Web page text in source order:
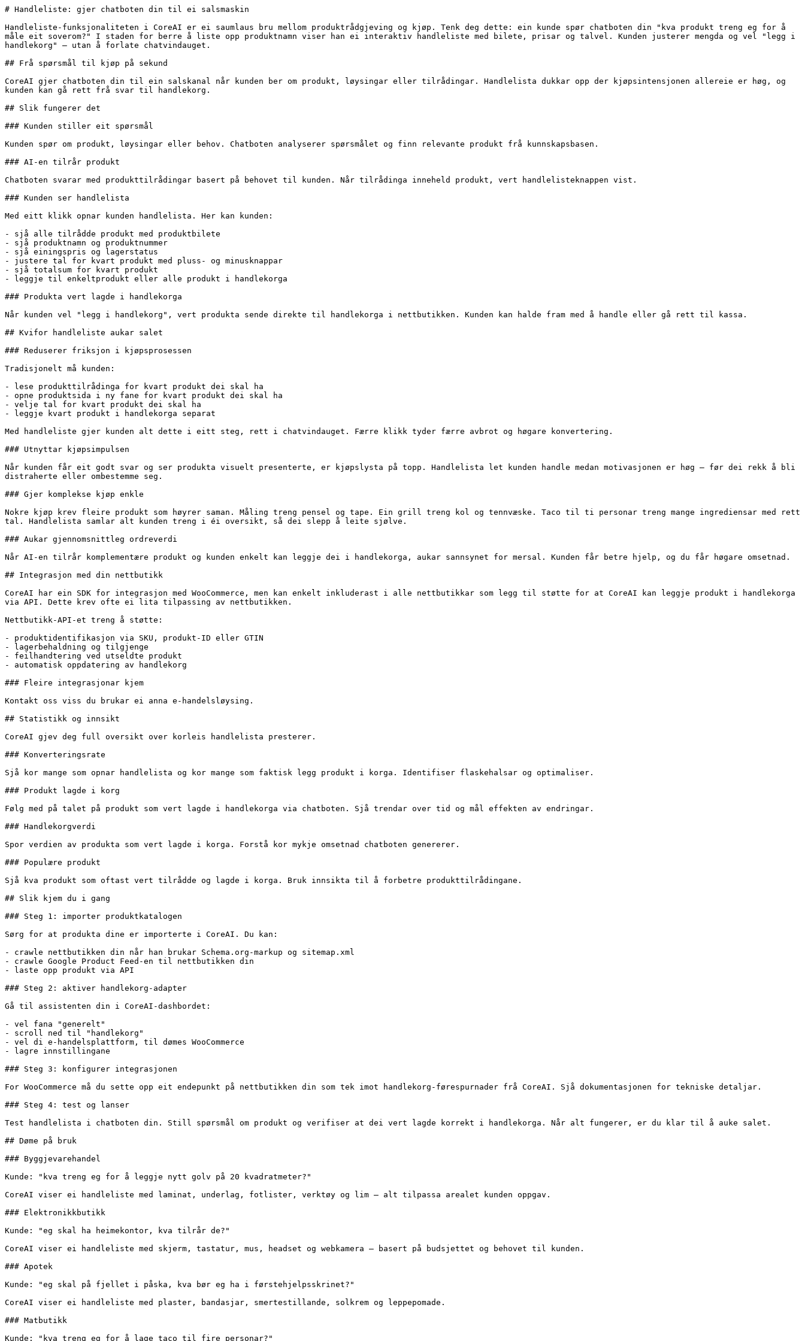
# Handleliste: gjer chatboten din til ei salsmaskin
Handleliste-funksjonaliteten i CoreAI er ei saumlaus bru mellom produktrådgjeving og kjøp. Tenk deg dette: ein kunde spør chatboten din "kva produkt treng eg for å
måle eit soverom?" I staden for berre å liste opp produktnamn viser han ei interaktiv handleliste med bilete, prisar og talvel. Kunden justerer mengda og vel "legg i
handlekorg" – utan å forlate chatvindauget.
## Frå spørsmål til kjøp på sekund
CoreAI gjer chatboten din til ein salskanal når kunden ber om produkt, løysingar eller tilrådingar. Handlelista dukkar opp der kjøpsintensjonen allereie er høg, og
kunden kan gå rett frå svar til handlekorg.
## Slik fungerer det
### Kunden stiller eit spørsmål
Kunden spør om produkt, løysingar eller behov. Chatboten analyserer spørsmålet og finn relevante produkt frå kunnskapsbasen.
### AI-en tilrår produkt
Chatboten svarar med produkttilrådingar basert på behovet til kunden. Når tilrådinga inneheld produkt, vert handlelisteknappen vist.
### Kunden ser handlelista
Med eitt klikk opnar kunden handlelista. Her kan kunden:
- sjå alle tilrådde produkt med produktbilete
- sjå produktnamn og produktnummer
- sjå einingspris og lagerstatus
- justere tal for kvart produkt med pluss- og minusknappar
- sjå totalsum for kvart produkt
- leggje til enkeltprodukt eller alle produkt i handlekorga
### Produkta vert lagde i handlekorga
Når kunden vel "legg i handlekorg", vert produkta sende direkte til handlekorga i nettbutikken. Kunden kan halde fram med å handle eller gå rett til kassa.
## Kvifor handleliste aukar salet
### Reduserer friksjon i kjøpsprosessen
Tradisjonelt må kunden:
- lese produkttilrådinga for kvart produkt dei skal ha
- opne produktsida i ny fane for kvart produkt dei skal ha
- velje tal for kvart produkt dei skal ha
- leggje kvart produkt i handlekorga separat
Med handleliste gjer kunden alt dette i eitt steg, rett i chatvindauget. Færre klikk tyder færre avbrot og høgare konvertering.
### Utnyttar kjøpsimpulsen
Når kunden får eit godt svar og ser produkta visuelt presenterte, er kjøpslysta på topp. Handlelista let kunden handle medan motivasjonen er høg – før dei rekk å bli
distraherte eller ombestemme seg.
### Gjer komplekse kjøp enkle
Nokre kjøp krev fleire produkt som høyrer saman. Måling treng pensel og tape. Ein grill treng kol og tennvæske. Taco til ti personar treng mange ingrediensar med rett
tal. Handlelista samlar alt kunden treng i éi oversikt, så dei slepp å leite sjølve.
### Aukar gjennomsnittleg ordreverdi
Når AI-en tilrår komplementære produkt og kunden enkelt kan leggje dei i handlekorga, aukar sannsynet for mersal. Kunden får betre hjelp, og du får høgare omsetnad.
## Integrasjon med din nettbutikk
CoreAI har ein SDK for integrasjon med WooCommerce, men kan enkelt inkluderast i alle nettbutikkar som legg til støtte for at CoreAI kan leggje produkt i handlekorga
via API. Dette krev ofte ei lita tilpassing av nettbutikken.
Nettbutikk-API-et treng å støtte:
- produktidentifikasjon via SKU, produkt-ID eller GTIN
- lagerbehaldning og tilgjenge
- feilhandtering ved utseldte produkt
- automatisk oppdatering av handlekorg
### Fleire integrasjonar kjem
Kontakt oss viss du brukar ei anna e-handelsløysing.
## Statistikk og innsikt
CoreAI gjev deg full oversikt over korleis handlelista presterer.
### Konverteringsrate
Sjå kor mange som opnar handlelista og kor mange som faktisk legg produkt i korga. Identifiser flaskehalsar og optimaliser.
### Produkt lagde i korg
Følg med på talet på produkt som vert lagde i handlekorga via chatboten. Sjå trendar over tid og mål effekten av endringar.
### Handlekorgverdi
Spor verdien av produkta som vert lagde i korga. Forstå kor mykje omsetnad chatboten genererer.
### Populære produkt
Sjå kva produkt som oftast vert tilrådde og lagde i korga. Bruk innsikta til å forbetre produkttilrådingane.
## Slik kjem du i gang
### Steg 1: importer produktkatalogen
Sørg for at produkta dine er importerte i CoreAI. Du kan:
- crawle nettbutikken din når han brukar Schema.org-markup og sitemap.xml
- crawle Google Product Feed-en til nettbutikken din
- laste opp produkt via API
### Steg 2: aktiver handlekorg-adapter
Gå til assistenten din i CoreAI-dashbordet:
- vel fana "generelt"
- scroll ned til "handlekorg"
- vel di e-handelsplattform, til dømes WooCommerce
- lagre innstillingane
### Steg 3: konfigurer integrasjonen
For WooCommerce må du sette opp eit endepunkt på nettbutikken din som tek imot handlekorg-førespurnader frå CoreAI. Sjå dokumentasjonen for tekniske detaljar.
### Steg 4: test og lanser
Test handlelista i chatboten din. Still spørsmål om produkt og verifiser at dei vert lagde korrekt i handlekorga. Når alt fungerer, er du klar til å auke salet.
## Døme på bruk
### Byggjevarehandel
Kunde: "kva treng eg for å leggje nytt golv på 20 kvadratmeter?"
CoreAI viser ei handleliste med laminat, underlag, fotlister, verktøy og lim – alt tilpassa arealet kunden oppgav.
### Elektronikkbutikk
Kunde: "eg skal ha heimekontor, kva tilrår de?"
CoreAI viser ei handleliste med skjerm, tastatur, mus, headset og webkamera – basert på budsjettet og behovet til kunden.
### Apotek
Kunde: "eg skal på fjellet i påska, kva bør eg ha i førstehjelpsskrinet?"
CoreAI viser ei handleliste med plaster, bandasjar, smertestillande, solkrem og leppepomade.
### Matbutikk
Kunde: "kva treng eg for å lage taco til fire personar?"